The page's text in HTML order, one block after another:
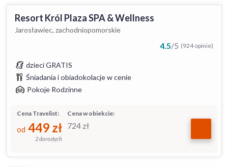
Resort Król Plaza SPA & Wellness
Jarosławiec, zachodniopomorskie
4.5/5 (924 opinie)
dzieci GRATIS
Śniadania i obiadokolacje w cenie
Pokoje Rodzinne
Cena w obiekcie:
724 zł
Cena Travelist:
od 449 zł
2 dorosłych